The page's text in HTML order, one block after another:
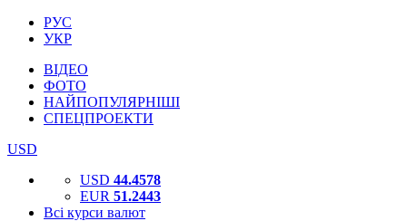
РУС
УКР
ВІДЕО
ФОТО
НАЙПОПУЛЯРНІШІ
СПЕЦПРОЕКТИ
USD
USD 44.4578
EUR 51.2443
Всі курси валют